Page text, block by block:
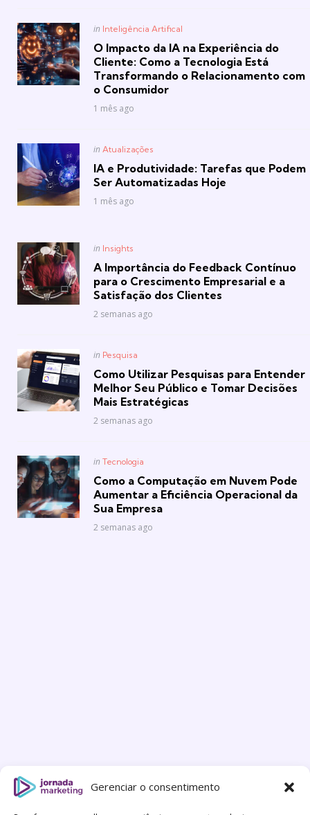
Gerenciar o consentimento
Posted
in Inteligência Artifical
O Impacto da IA na Experiência do
Cliente: Como a Tecnologia Está
Transformando o Relacionamento com
o Consumidor
1 mês ago
Posted
in Atualizações
IA e Produtividade: Tarefas que Podem
Ser Automatizadas Hoje
1 mês ago
Posted
in Insights
A Importância do Feedback Contínuo
para o Crescimento Empresarial e a
Satisfação dos Clientes
2 semanas ago
Posted
in Pesquisa
Como Utilizar Pesquisas para Entender
Melhor Seu Público e Tomar Decisões
Mais Estratégicas
2 semanas ago
Posted
in Tecnologia
Como a Computação em Nuvem Pode
Aumentar a Eficiência Operacional da
Sua Empresa
2 semanas ago